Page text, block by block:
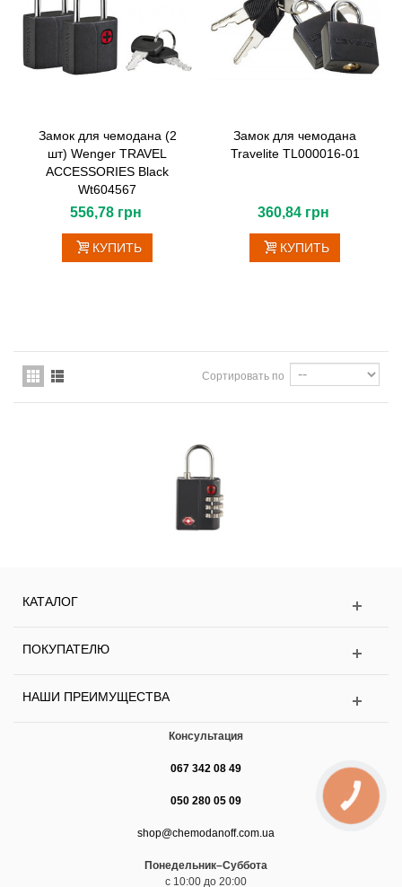
Замок для чемодана (2
шт) Wenger TRAVEL
ACCESSORIES Black
Wt604567
556,78 грн
КУПИТЬ
Замок для чемодана
Travelite TL000016-01
360,84 грн
КУПИТЬ
Сортировать по
КАТАЛОГ
ПОКУПАТЕЛЮ
НАШИ ПРЕИМУЩЕСТВА
Консультация
067 342 08 49
050 280 05 09
shop@chemodanoff.com.ua
Понедельник–Суббота
с 10:00 до 20:00
КНОПКА
ЗВ'ЯЗКУ